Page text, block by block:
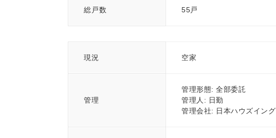
総戸数 55戸
現況 空家
管理
管理形態: 全部委託
管理人: 日勤
管理会社: 日本ハウズイング